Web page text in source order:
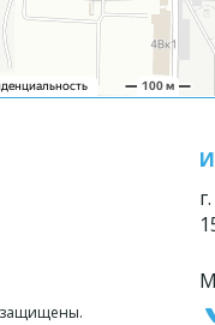
защищены.